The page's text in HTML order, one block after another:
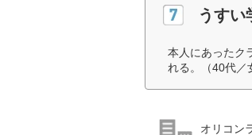
うすい
本人にあったク
れる。（40代／
オリコン